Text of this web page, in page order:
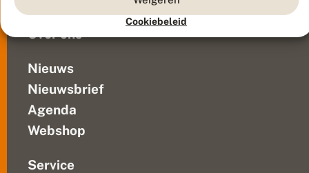
Cookiebeleid
Over ons
Nieuws
Nieuwsbrief
Agenda
Webshop
Service